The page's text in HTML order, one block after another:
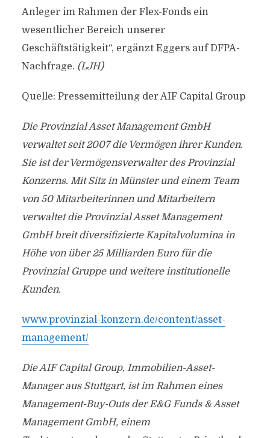
Anleger im Rahmen der Flex-Fonds ein
wesentlicher Bereich unserer
Geschäftstätigkeit“, ergänzt Eggers auf DFPA-
Nachfrage. (LJH)
Quelle: Pressemitteilung der AIF Capital Group
Die Provinzial Asset Management GmbH
verwaltet seit 2007 die Vermögen ihrer Kunden.
Sie ist der Vermögensverwalter des Provinzial
Konzerns. Mit Sitz in Münster und einem Team
von 50 Mitarbeiterinnen und Mitarbeitern
verwaltet die Provinzial Asset Management
GmbH breit diversifizierte Kapitalvolumina in
Höhe von über 25 Milliarden Euro für die
Provinzial Gruppe und weitere institutionelle
Kunden.
www.provinzial-konzern.de/content/asset-
management/
Die AIF Capital Group, Immobilien-Asset-
Manager aus Stuttgart, ist im Rahmen eines
Management-Buy-Outs der E&G Funds & Asset
Management GmbH, einem